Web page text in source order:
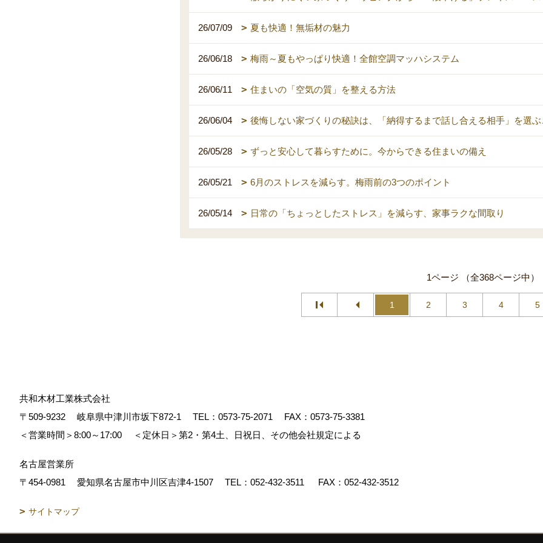
26/07/09 夏も快適！無垢材の魅力
26/06/18 梅雨～夏もやっぱり快適！全館空調マッハシステム
26/06/11 住まいの「空気の質」を整える方法
26/06/04 後悔しない家づくりの秘訣は、「納得するまで話し合える相手」を選
26/05/28 ずっと安心して暮らすために。今からできる住まいの備え
26/05/21 6月のストレスを減らす。梅雨前の3つのポイント
26/05/14 日常の「ちょっとしたストレス」を減らす、家事ラクな間取り
1ページ （全368ページ中）
1 2 3 4 5
共和木材工業株式会社
〒509-9232
岐阜県中津川市坂下872‐1 TEL： 0573-75-2071
FAX：0573-75-3381
＜営業時間＞8:00～17:00
＜定休日＞第2・第4土、日祝日、その他会社規定による
名古屋営業所
〒454-0981
愛知県名古屋市中川区吉津4-1507 TEL： 052-432-3511 FAX：052-432-3512
サイトマップ